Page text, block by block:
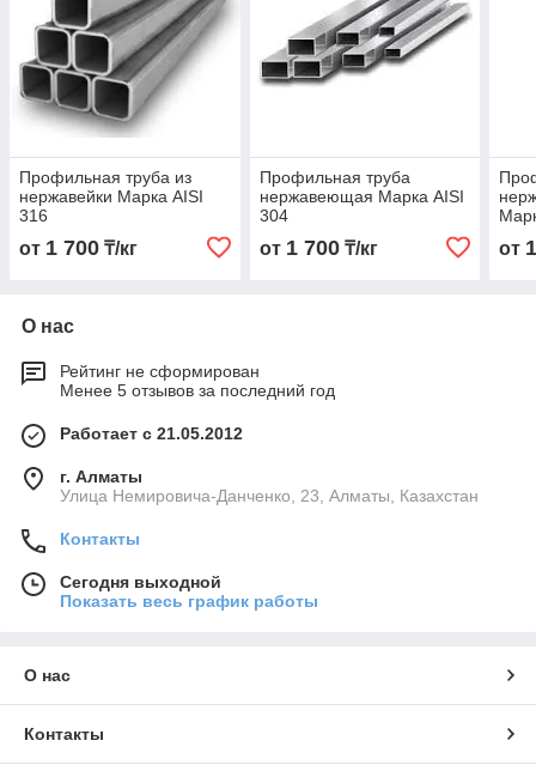
Профильная труба из
нержавейки Марка AISI
316
от 1 700 ₸/кг
Профильная труба
нержавеющая Марка AISI
304
от 1 700₸/кг от
О нас
Рейтинг не сформирован
Менее 5 отзывов за последний год
Работает с 21.05.2012
г. Алматы
Улица Немировича-Данченко, 23, Алматы, Казахстан
Контакты
Сегодня выходной
Показать весь график работы
О нас
Контакты